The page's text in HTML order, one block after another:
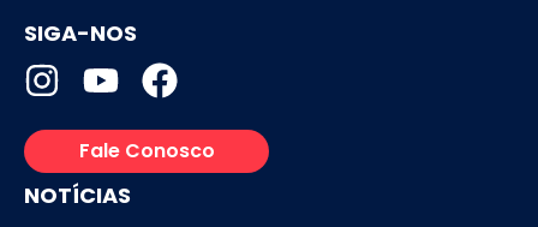
SIGA-NOS
Fale Conosco
NOTÍCIAS